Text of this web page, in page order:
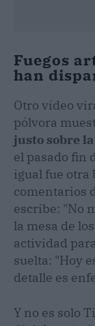
Fuegos
han
Otro vídeo
pólvora
justo sobre
el pasado fin
igual fue otra
comentarios
escribe: "No
la mesa de
actividad
suelta: "Hoy
detalle es
Y no es solo